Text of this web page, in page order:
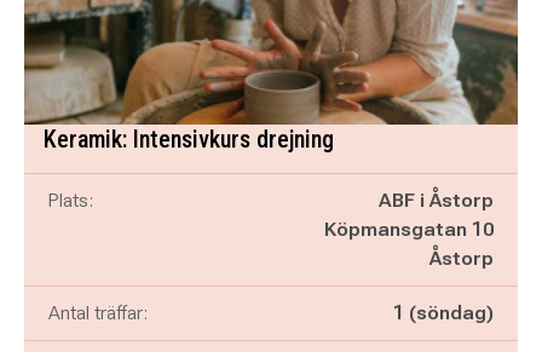
Keramik: Intensivkurs drejning
Plats:
ABF i Åstorp
Köpmansgatan 10
Åstorp
Antal träffar: 1 (söndag)